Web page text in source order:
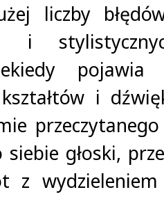
liczby
i
i
głoski,
z